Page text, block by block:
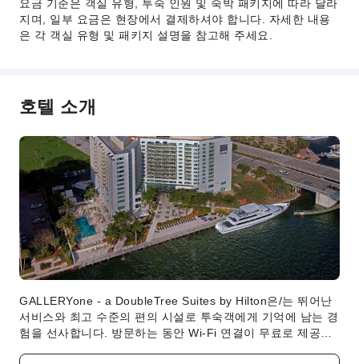
픽업/샌딩 서비스
렌터카 서비스
청소 서비스
드라이클리닝
다림질 서비스
세탁 서비스
공용 시설
공용 구역 Wi-Fi
가든
공용 주방
ATM
엘리베이터
기념품 샵
요금 기준은 객실 유형, 투숙 인원 및 숙박 패키지에 따라 달라
지며, 일부 요금은 현장에서 결제하셔야 합니다. 자세한 내용
은 각 객실 유형 및 패키지 설명을 참고해 주세요.
호텔 소개
GALLERYone - a DoubleTree Suites by Hilton은/는 뛰어난
서비스와 최고 수준의 편의 시설로 투숙객에게 기억에 남는 경
험을 선사합니다. 방문하는 동안 Wi-Fi 연결이 무료로 제공되